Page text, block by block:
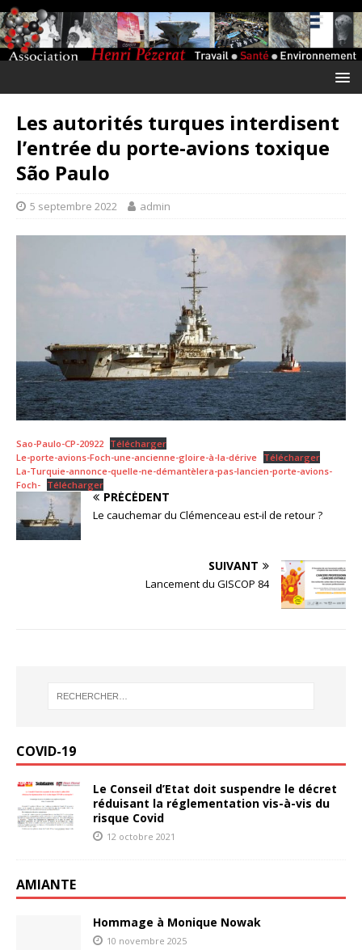
Les autorités turques interdisent
l’entrée du porte-avions toxique
São Paulo
5 septembre 2022 admin
Sao-Paulo-CP-20922 Télécharger
Le-porte-avions-Foch-une-ancienne-gloire-à-la-dérive Télécharger
La-Turquie-annonce-quelle-ne-démantèlera-pas-lancien-porte-avions-
Foch- Télécharger
PRÉCÉDENT
Le cauchemar du Clémenceau est-il de retour ?
SUIVANT
Lancement du GISCOP 84
COVID-19
Le Conseil d’Etat doit suspendre le décret
réduisant la réglementation vis-à-vis du
risque Covid
12 octobre 2021
AMIANTE
Hommage à Monique Nowak
10 novembre 2025